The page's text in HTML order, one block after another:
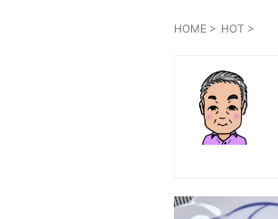
HOME > HOT >